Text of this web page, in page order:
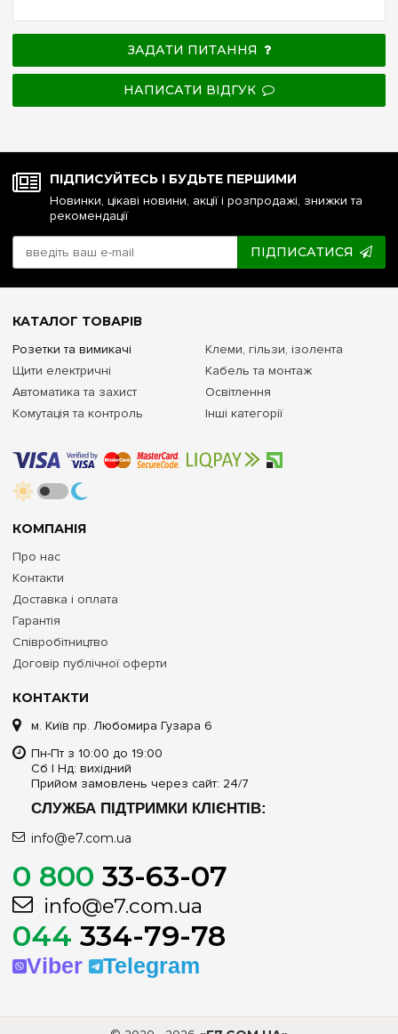
ЗАДАТИ ПИТАННЯ
НАПИСАТИ ВІДГУК
ПІДПИСУЙТЕСЬ І БУДЬТЕ ПЕРШИМИ
Новинки, цікаві новини, акції і розпродажі, знижки та
рекомендації
ПІДПИСАТИСЯ
КОНТАКТИ
м. Київ пр. Любомира Гузара 6
Пн-Пт з 10:00 до 19:00
Сб | Нд: вихідний
Прийом замовлень через сайт: 24/7
СЛУЖБА ПІДТРИМКИ КЛІЄНТІВ:
info@e7.com.ua
0 800 33-63-07
info@e7.com.ua
044 334-79-78
Viber Telegram
КОМПАНІЯ
Про нас
Контакти
Доставка і оплата
Гарантія
Співробітництво
Договір публічної оферти
КАТАЛОГ ТОВАРІВ
Розетки та вимикачі
Щити електричні
Автоматика та захист
Комутація та контроль
Клеми, гільзи, ізолента
Кабель та монтаж
Освітлення
Інші категорії